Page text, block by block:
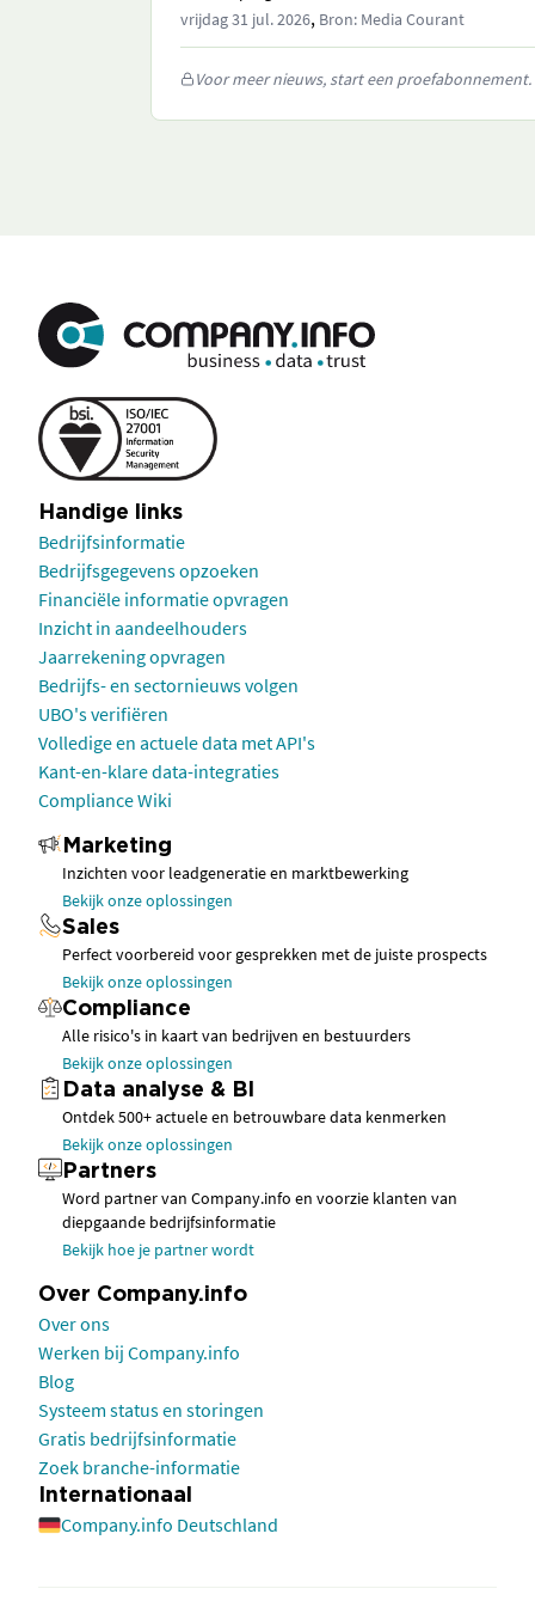
vrijdag 31 jul. 2026, Bron: Media Courant
Voor meer nieuws, start een proefabonnement.
Handige links
Bedrijfsinformatie
Bedrijfsgegevens opzoeken
Financiële informatie opvragen
Inzicht in aandeelhouders
Jaarrekening opvragen
Bedrijfs- en sectornieuws volgen
UBO's verifiëren
Volledige en actuele data met API's
Kant-en-klare data-integraties
Compliance Wiki
Marketing
Inzichten voor leadgeneratie en marktbewerking
Bekijk onze oplossingen
Sales
Perfect voorbereid voor gesprekken met de juiste prospects
Bekijk onze oplossingen
Compliance
Alle risico's in kaart van bedrijven en bestuurders
Bekijk onze oplossingen
Data analyse & BI
Ontdek 500+ actuele en betrouwbare data kenmerken
Bekijk onze oplossingen
Partners
Word partner van Company.info en voorzie klanten van
diepgaande bedrijfsinformatie
Bekijk hoe je partner wordt
Over Company.info
Over ons
Werken bij Company.info
Blog
Systeem status en storingen
Gratis bedrijfsinformatie
Zoek branche-informatie
Internationaal
Company.info Deutschland